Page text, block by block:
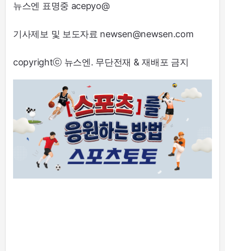
뉴스엔 표명중 acepyo@
기사제보 및 보도자료 newsen@newsen.com
copyrightⓒ 뉴스엔. 무단전재 & 재배포 금지